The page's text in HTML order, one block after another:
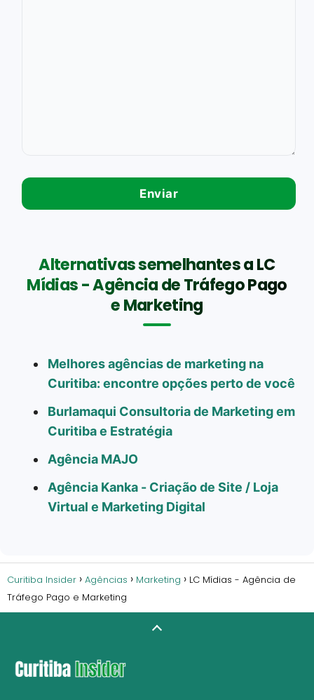
Alternativas semelhantes a LC
Mídias - Agência de Tráfego Pago
e Marketing
Melhores agências de marketing na
Curitiba: encontre opções perto de você
Burlamaqui Consultoria de Marketing em
Curitiba e Estratégia
Agência MAJO
Agência Kanka - Criação de Site / Loja
Virtual e Marketing Digital
Curitiba Insider Agências Marketing
LC Mídias - Agência de
Tráfego Pago e Marketing